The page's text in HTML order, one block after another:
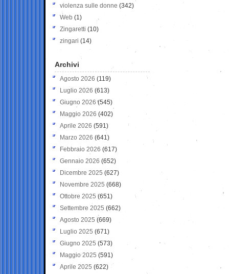
violenza sulle donne (342)
Web (1)
Zingaretti (10)
zingari (14)
Archivi
Agosto 2026 (119)
Luglio 2026 (613)
Giugno 2026 (545)
Maggio 2026 (402)
Aprile 2026 (591)
Marzo 2026 (641)
Febbraio 2026 (617)
Gennaio 2026 (652)
Dicembre 2025 (627)
Novembre 2025 (668)
Ottobre 2025 (651)
Settembre 2025 (662)
Agosto 2025 (669)
Luglio 2025 (671)
Giugno 2025 (573)
Maggio 2025 (591)
Aprile 2025 (622)